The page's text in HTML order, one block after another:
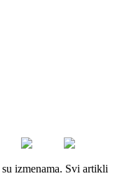
izmenama. Svi artikli